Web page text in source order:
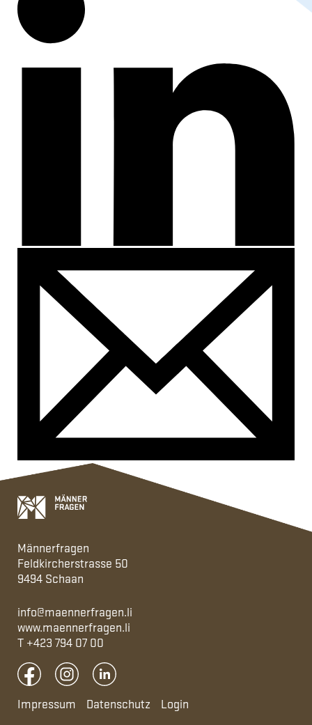
Männerfragen
Feldkircherstrasse 50
9494 Schaan
info@maennerfragen.li
www.maennerfragen.li
T +423 794 07 00
Impressum Datenschutz Login